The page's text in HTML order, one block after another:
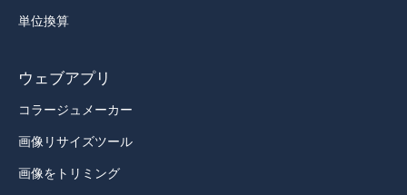
単位換算
ウェブアプリ
コラージュメーカー
画像リサイズツール
画像をトリミング